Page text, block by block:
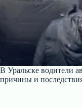
В Уральске водители
причины и